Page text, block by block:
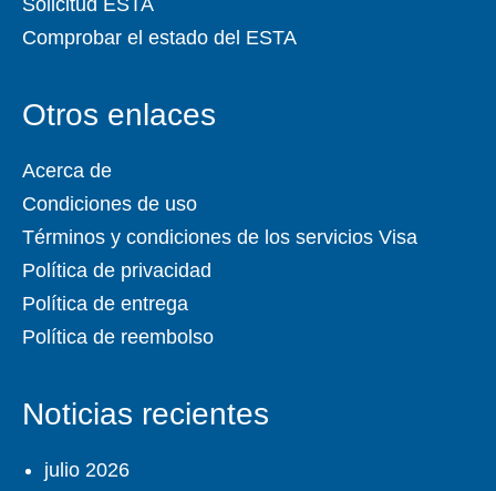
Solicitud ESTA
Comprobar el estado del ESTA
Otros enlaces
Acerca de
Condiciones de uso
Términos y condiciones de los servicios Visa
Política de privacidad
Política de entrega
Política de reembolso
Noticias recientes
julio 2026